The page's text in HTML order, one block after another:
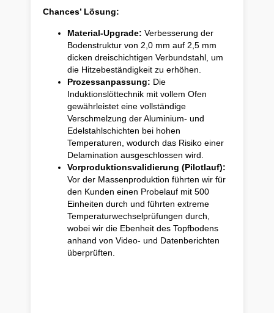
Chances’ Lösung:
Material-Upgrade: Verbesserung der
Bodenstruktur von 2,0 mm auf 2,5 mm
dicken dreischichtigen Verbundstahl, um
die Hitzebeständigkeit zu erhöhen.
Prozessanpassung: Die
Induktionslöttechnik mit vollem Ofen
gewährleistet eine vollständige
Verschmelzung der Aluminium- und
Edelstahlschichten bei hohen
Temperaturen, wodurch das Risiko einer
Delamination ausgeschlossen wird.
Vorproduktionsvalidierung (Pilotlauf):
Vor der Massenproduktion führten wir für
den Kunden einen Probelauf mit 500
Einheiten durch und führten extreme
Temperaturwechselprüfungen durch,
wobei wir die Ebenheit des Topfbodens
anhand von Video- und Datenberichten
überprüften.